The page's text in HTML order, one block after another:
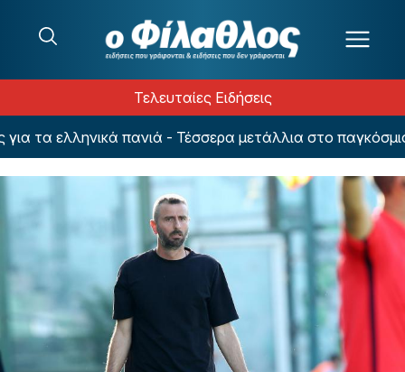
Τελευταίες Ειδήσεις
τα ελληνικά πανιά - Τέσσερα μετάλλια στο παγκόσμιο